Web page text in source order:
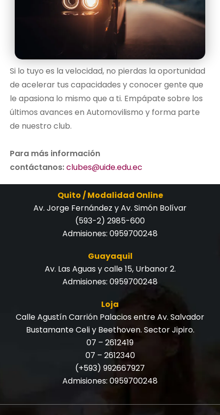
Si lo tuyo es la velocidad, no pierdas la oportunidad
de acelerar tus capacidades y conocer gente que
le apasiona lo mismo que a ti. Empápate sobre los
últimos avances en Automovilismo y forma parte
de nuestro club.
Para más información
contáctanos:clubes@uide.edu.ec
Quito / Modalidad Online
Av. Jorge Fernández y Av. Simón Bolívar
(593-2) 2985-600
Admisiones: 0959700248
Guayaquil
Av. Las Aguas y calle 15, Urbanor 2.
Admisiones: 0959700248
Loja
Calle Agustín Carrión Palacios entre Av. Salvador
Bustamante Celi y Beethoven. Sector Jipiro.
07 – 2612419
07 – 2612340
(+593) 992667927
Admisiones: 0959700248